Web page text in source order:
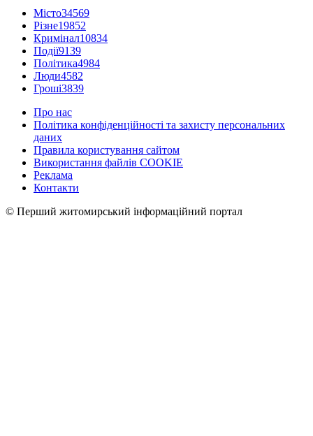
Місто34569
Різне19852
Кримінал10834
Події9139
Політика4984
Люди4582
Гроші3839
Про нас
Політика конфіденційності та захисту персональних
даних
Правила користування сайтом
Використання файлів COOKIE
Реклама
Контакти
© Перший житомирський інформаційний портал